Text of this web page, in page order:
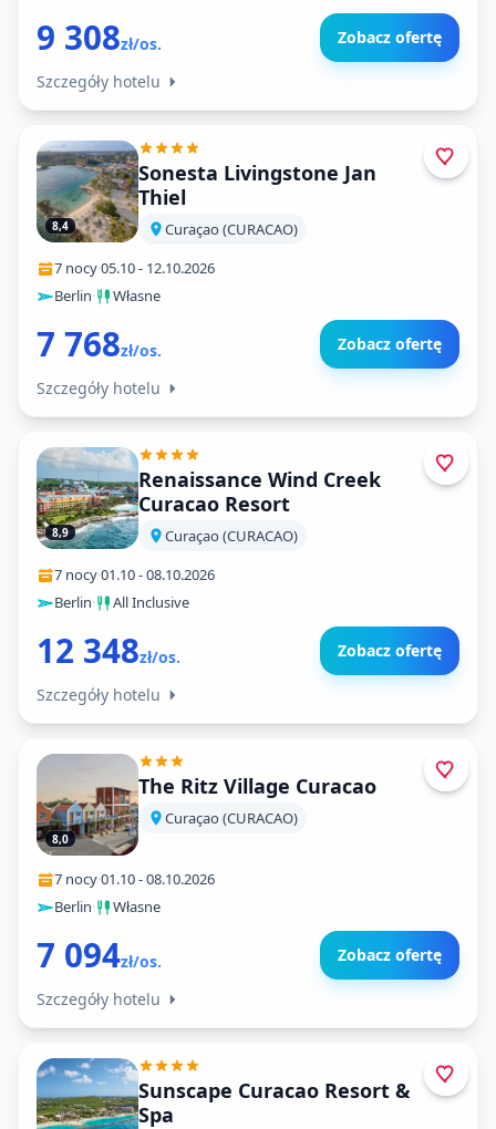
9 308zł/os. Zobacz ofertę
Szczegóły hotelu
8,4
Sonesta Livingstone Jan
Thiel
Curaçao (CURACAO)
7 nocy·05.10- 12.10.2026
Berlin· Własne
7 768zł/os. Zobacz ofertę
Szczegóły hotelu
8,9
Renaissance Wind Creek
Curacao Resort
Curaçao (CURACAO)
7 nocy·01.10-08.10.2026
Berlin· All Inclusive
12 348zł/os. Zobacz ofertę
Szczegóły hotelu
8,0
The Ritz Village Curacao
Curaçao (CURACAO)
7 nocy·01.10-08.10.2026
Berlin· Własne
7 094zł/os. Zobacz ofertę
Szczegóły hotelu
Sunscape Curacao Resort &
Spa